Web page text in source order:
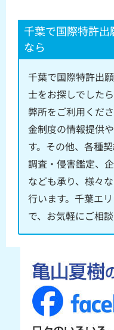
千葉で国際特許
なら
千葉で国際特許出
士をお探しでした
弊所をご利用くだ
金制度の情報提供
す。その他、各種
調査・侵害鑑定、
なども承り、様々
行います。千葉エ
で、お気軽にご相談